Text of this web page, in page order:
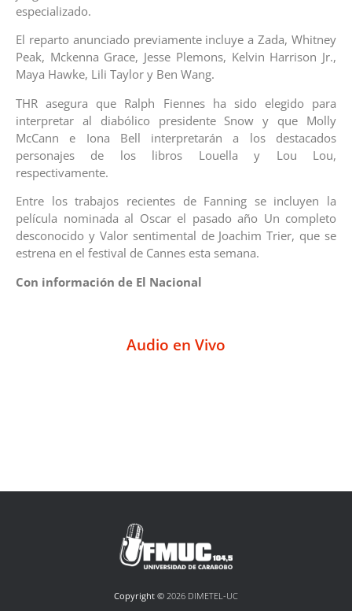
especializado.
El reparto anunciado previamente incluye a Zada, Whitney
Peak, Mckenna Grace, Jesse Plemons, Kelvin Harrison Jr.,
Maya Hawke, Lili Taylor y Ben Wang.
THR asegura que Ralph Fiennes ha sido elegido para
interpretar al diabólico presidente Snow y que Molly
McCann e Iona Bell interpretarán a los destacados
personajes de los libros Louella y Lou Lou,
respectivamente.
Entre los trabajos recientes de Fanning se incluyen la
película nominada al Oscar el pasado año Un completo
desconocido y Valor sentimental de Joachim Trier, que se
estrena en el festival de Cannes esta semana.
Con información de El Nacional
Audio en Vivo
Copyright © 2026 DIMETEL-UC